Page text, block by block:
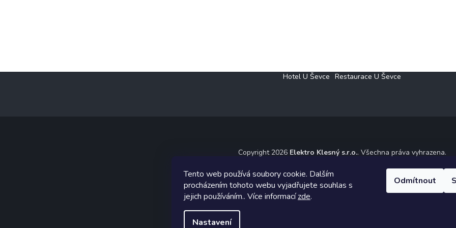
Tento web používá soubory cookie. Dalším
procházením tohoto webu vyjadřujete souhlas s
jejich používáním.. Více informacízde.
Nastavení
Odmítnout
Hotel U Ševce Restaurace U Ševce
Copyright 2026 Elektro Klesný s.r.o.. Všechna práva vyhrazena.
Tomáš Hlad&